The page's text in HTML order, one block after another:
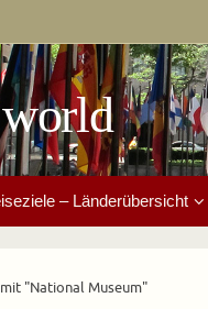
– Länderübersicht
"National Museum"